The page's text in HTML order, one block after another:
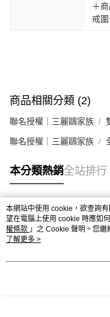
＋
戒
商品相關分類 (2)
聯名授權｜三麗鷗家族
聯名授權｜三麗鷗家族
本分類熱銷全站排行
熱門標籤
本網站中使用 cookie，欲查詢
望在電腦上使用 cookie 時應如
權條款 」之 Cookie 聲明。您
用條款之 Cookie 聲明使用
了解更多 >